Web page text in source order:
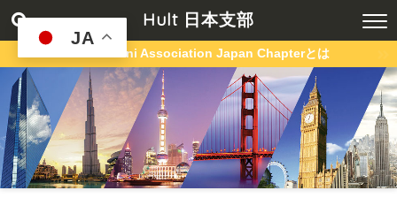
Hult 日本支部
Hult Alumni Association Japan Chapterとは
JA